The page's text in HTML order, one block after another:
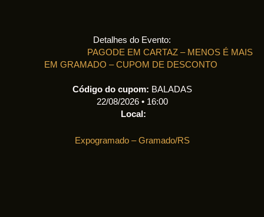
Detalhes do Evento:
PAGODE EM CARTAZ – MENOS É MAIS
EM GRAMADO – CUPOM DE DESCONTO
Código do cupom: BALADAS
22/08/2026 • 16:00
Local:
Expogramado – Gramado/RS